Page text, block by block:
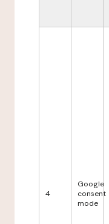
4
Google
consent
mode